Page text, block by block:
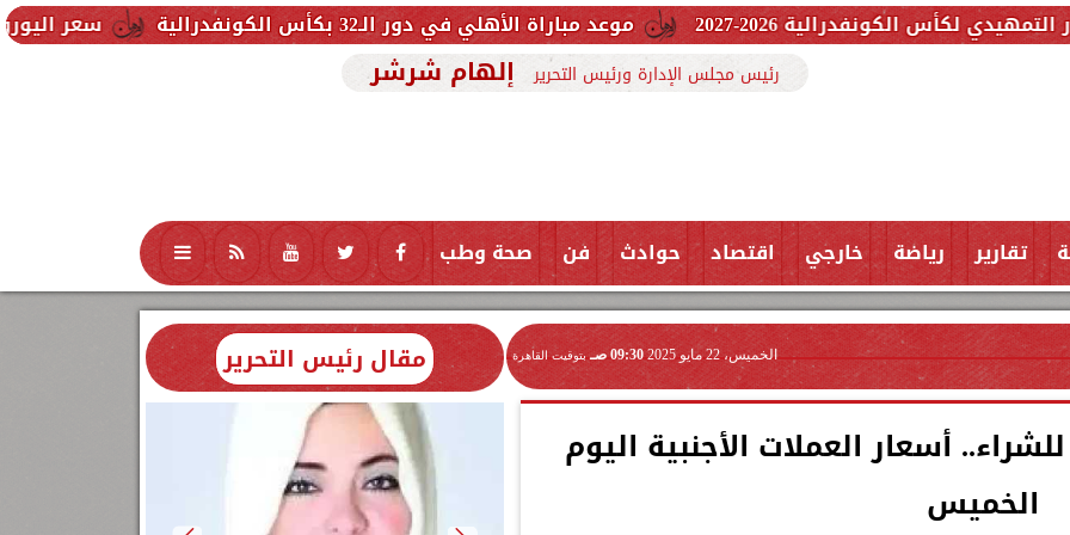
سعر اليورو اليوم الخميس 6 أغسطس 2026 في البنوك.. تحديث لحظي موعد مباراة الأهلي في دور الـ32 بكأس الكونفدرالية 2026-2027
رئيس مجلس الإدارة ورئيس التحرير إلهام شرشر
تقارير رياضة خارجي اقتصاد حوادث فن صحة وطب تكنولوجيا منوعات محافظات
الخميس، 22 مايو 2025 09:30 صـ بتوقيت القاهرة
يسجل 49.80 جنيه للشراء.. أسعار العملات الأجنبية اليوم
الخميس
مقال رئيس التحرير